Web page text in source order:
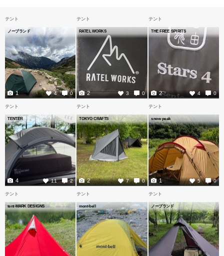
テント
ノーブランド
4 0
1
テント
RATEL WORKS
3 0
2
テント
THE FREE SPIRITS
4 0
2
テント
TENTER
11 2
4
テント
TOKYO CRAFTS
7 0
2
テント
snow peak
5 0
1
テント
tent-MARK DESIGNS
テント
mont-bell
テント
ノーブランド